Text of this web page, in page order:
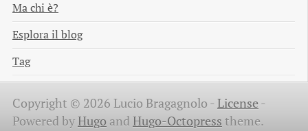
Ma chi è?
Esplora il blog
Tag
Copyright © 2026 Lucio Bragagnolo -License -
Powered byHugo and Hugo-Octopress theme.